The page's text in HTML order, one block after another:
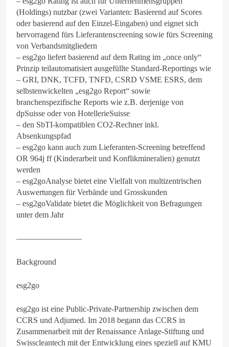
(Holdings) nutzbar (zwei Varianten: Basierend auf Scores
oder basierend auf den Einzel-Eingaben) und eignet sich
hervorragend fürs Lieferantenscreening sowie fürs Screening
von Verbandsmitgliedern
– esg2go liefert basierend auf dem Rating im „once only“
Prinzip teilautomatisiert ausgefüllte Standard-Reportings wie
– GRI, DNK, TCFD, TNFD, CSRD VSME ESRS, dem
selbstenwickelten „esg2go Report“ sowie
branchenspezifische Reports wie z.B. derjenige von
dpSuisse oder von HotellerieSuisse
– den SbTI-kompatiblen CO2-Rechner inkl.
Absenkungspfad
– esg2go kann auch zum Lieferanten-Screening betreffend
OR 964j ff (Kinderarbeit und Konflikmineralien) genutzt
werden
– esg2goAnalyse bietet eine Vielfalt von multizentrischen
Auswertungen für Verbände und Grosskunden
– esg2goValidate bietet die Möglichkeit von Befragungen
unter dem Jahr
————————
Background
esg2go
esg2go ist eine Public-Private-Partnership zwischen dem
CCRS und Adjumed. Im 2018 begann das CCRS in
Zusammenarbeit mit der Renaissance Anlage-Stiftung und
Swisscleantech mit der Entwicklung eines speziell auf KMU